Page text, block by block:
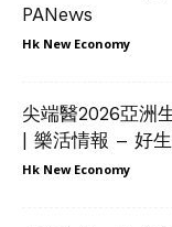
PANews
Hk New Economy
尖端醫2026亞洲
| 樂活情報 – 好
Hk New Economy